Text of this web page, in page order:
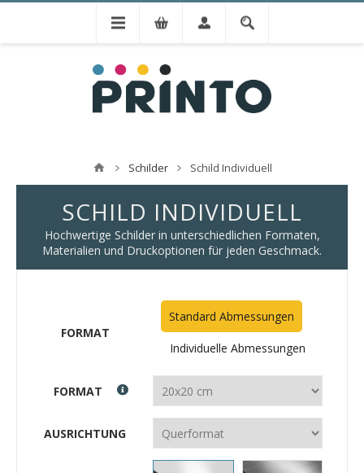
Schilder Schild Individuell
SCHILD INDIVIDUELL
Hochwertige Schilder in unterschiedlichen Formaten,
Materialien und Druckoptionen für jeden Geschmack.
FORMAT
Standard Abmessungen
Individuelle Abmessungen
FORMAT
AUSRICHTUNG